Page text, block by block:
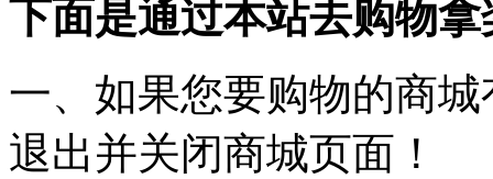
下面是通过本站去购物
一、如果您要购物的商
退出并关闭商城页面！